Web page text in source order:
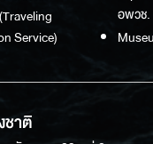
Service)
อพวช.
าติ